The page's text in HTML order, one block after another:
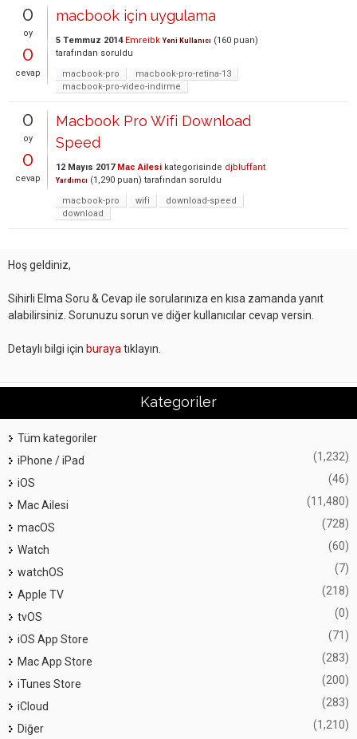
0
oy
0
cevap
macbook için uygulama
5 Temmuz 2014 Emreibk Yeni Kullanıcı (160 puan)
tarafından soruldu
macbook-pro
macbook-pro-retina-13
macbook-pro-video-indirme
0
oy
0
cevap
Macbook Pro Wifi Download
Speed
12 Mayıs 2017 Mac Ailesi kategorisinde djbluffant
Yardımcı (1,290 puan) tarafından soruldu
macbook-pro
wifi
download-speed
download
Hoş geldiniz,
Sihirli Elma Soru & Cevap ile sorularınıza en kısa zamanda yanıt
alabilirsiniz. Sorunuzu sorun ve diğer kullanıcılar cevap versin.
Detaylı bilgi için buraya tıklayın.
Kategoriler
Tüm kategoriler
iPhone / iPad
(1,232)
iOS (46)
Mac Ailesi (11,480)
macOS (728)
Watch (60)
watchOS (7)
Apple TV (218)
tvOS (0)
iOS App Store (71)
Mac App Store (283)
iTunes Store (200)
iCloud (283)
Diğer (1,210)